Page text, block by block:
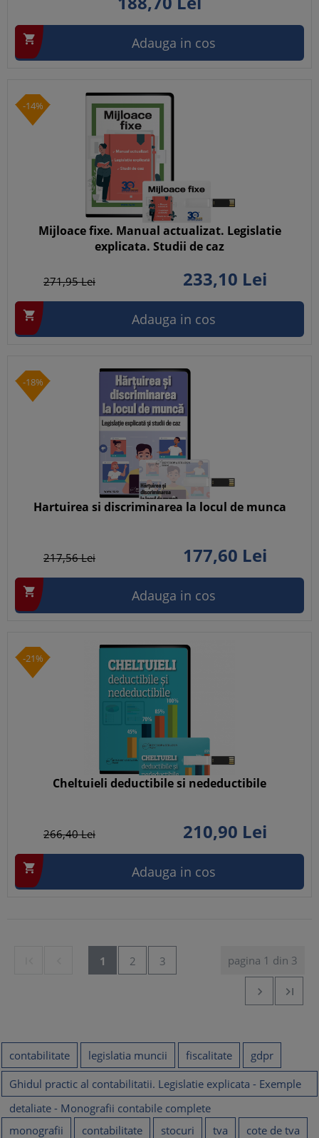
 Adauga in cos
-14%
Mijloace fixe. Manual actualizat. Legislatie
explicata. Studii de caz
271,95Lei 233,10 Lei
 Adauga in cos
-18%
Hartuirea si discriminarea la locul de munca
217,56Lei 177,60 Lei
 Adauga in cos
-21%
Cheltuieli deductibile si nedeductibile
266,40Lei 210,90 Lei
 Adauga in cos
1 2 3 pagina 1 din 3


contabilitate legislatia muncii fiscalitate
gdpr
Ghidul practic al contabilitatii. Legislatie explicata - Exemple
detaliate - Monografii contabile complete
monografii
contabilitate stocuri tva
cote de tva